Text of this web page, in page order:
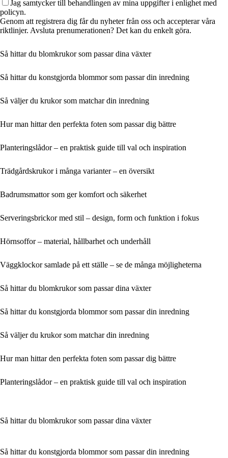
Jag samtycker till behandlingen av mina uppgifter i enlighet med
policyn.
Genom att registrera dig får du nyheter från oss och accepterar våra
riktlinjer. Avsluta prenumerationen? Det kan du enkelt göra.
Så hittar du blomkrukor som passar dina växter
Så hittar du konstgjorda blommor som passar din inredning
Så väljer du krukor som matchar din inredning
Hur man hittar den perfekta foten som passar dig bättre
Planteringslådor – en praktisk guide till val och inspiration
Trädgårdskrukor i många varianter – en översikt
Badrumsmattor som ger komfort och säkerhet
Serveringsbrickor med stil – design, form och funktion i fokus
Hörnsoffor – material, hållbarhet och underhåll
Väggklockor samlade på ett ställe – se de många möjligheterna
Så hittar du blomkrukor som passar dina växter
Så hittar du konstgjorda blommor som passar din inredning
Så väljer du krukor som matchar din inredning
Hur man hittar den perfekta foten som passar dig bättre
Planteringslådor – en praktisk guide till val och inspiration
Så hittar du blomkrukor som passar dina växter
Så hittar du konstgjorda blommor som passar din inredning